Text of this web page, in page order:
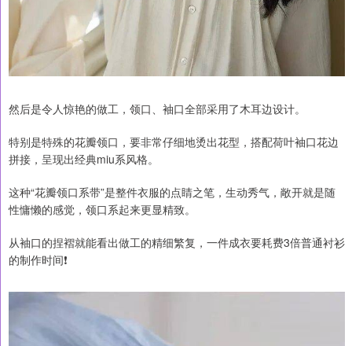
然后是令人惊艳的做工，领口、袖口全部采用了木耳边设计。
特别是特殊的花瓣领口，要非常仔细地烫出花型，搭配荷叶袖口花边
拼接，呈现出经典miu系风格。
这种“花瓣领口系带”是整件衣服的点睛之笔，生动秀气，敞开就是随
性慵懒的感觉，领口系起来更显精致。
从袖口的捏褶就能看出做工的精细繁复，一件成衣要耗费3倍普通衬衫
的制作时间❗️